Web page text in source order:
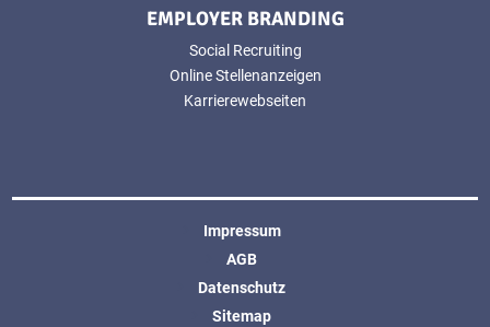
EMPLOYER BRANDING
Social Recruiting
Online Stellenanzeigen
Karrierewebseiten
Impressum
AGB
Datenschutz
Sitemap